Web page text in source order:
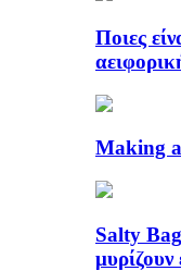
Ποιες
Making
Salty
μυρίζουν